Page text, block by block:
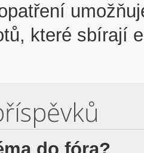
které sbírají